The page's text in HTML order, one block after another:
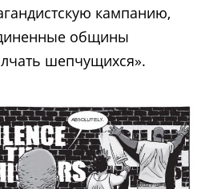
кампанию,
общины
шепчущихся».